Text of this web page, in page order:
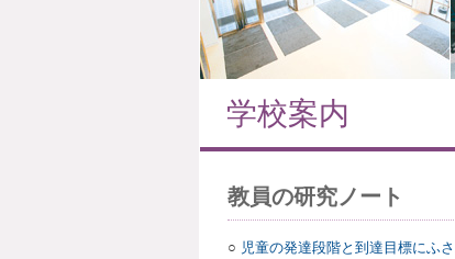
学校案内
教員の研究ノート
○ 児童の発達段階と到達目標にふ